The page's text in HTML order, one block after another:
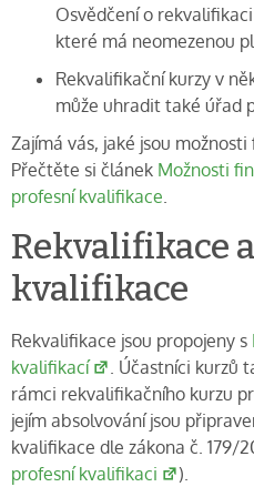
Osvědčení o
které má neomezenou
Rekvalifikační kurzy v
může uhradit také úřad
Zajímá vás, jaké jsou
Přečtěte si článek Možnosti
profesní kvalifikace
Rekvalifikace
kvalifikace
Rekvalifikace jsou propojeny s
kvalifikací
. Účastníci kurzů
rámci rekvalifikačního kurzu
jejím absolvování jsou
kvalifikace dle zákona č. 179/
profesní kvalifikaci
).